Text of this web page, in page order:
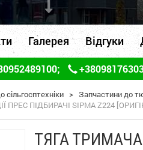
Галерея Відгуки
;
> Запчастини до
ПІДБИРАЧІ SIPMA Z224
ТЯГА